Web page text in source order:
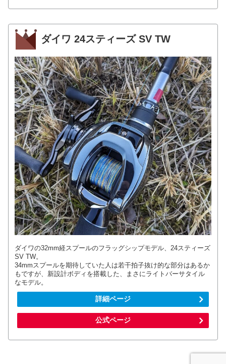
ダイワ 24スティーズ SV TW
ダイワの32mm経スプールのフラッグシップモデル、24スティーズ
SV TW。
34mmスプールを期待していた人は若干拍子抜け的な部分はあるか
もですが、新設計ボディを搭載した、まさにライトバーサタイル
なモデル。
詳細ページ
公式ページ